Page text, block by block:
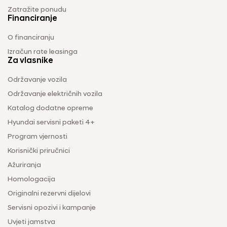
Zatražite ponudu
Financiranje
O financiranju
Izračun rate leasinga
Za vlasnike
Održavanje vozila
Održavanje električnih vozila
Katalog dodatne opreme
Hyundai servisni paketi 4+
Program vjernosti
Korisnički priručnici
Ažuriranja
Homologacija
Originalni rezervni dijelovi
Servisni opozivi i kampanje
Uvjeti jamstva